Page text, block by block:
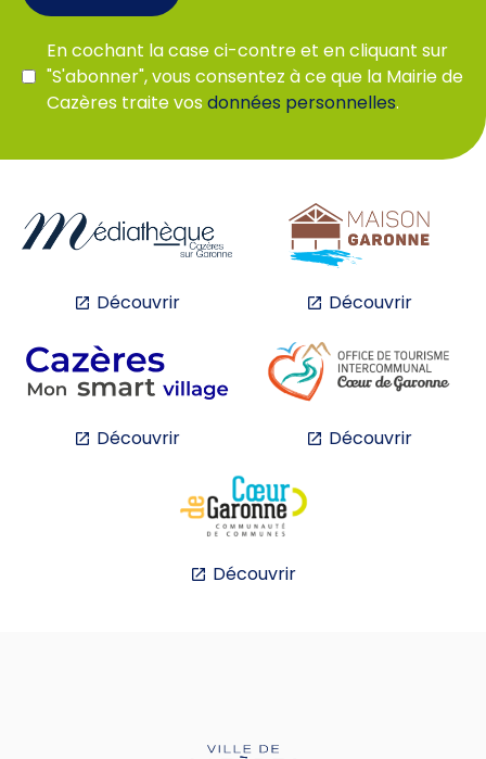
En cochant la case ci-contre et en cliquant sur
"S'abonner", vous consentez à ce que la Mairie de
Cazères traite vosdonnées personnelles.
Découvrir Découvrir
Découvrir Découvrir
Découvrir